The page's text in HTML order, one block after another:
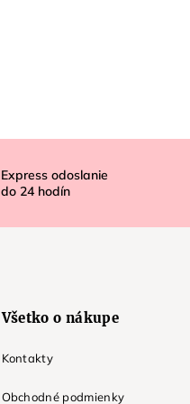
Express odoslanie
do 24 hodín
Všetko o nákupe
Kontakty
Obchodné podmienky